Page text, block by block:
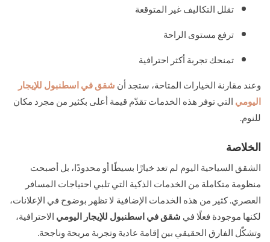
تقلل التكاليف غير المتوقعة
ترفع مستوى الراحة
تمنحك تجربة أكثر احترافية
وعند مقارنة الخيارات المتاحة، ستجد أنشقق في اسطنبول للإيجار
اليوميالتي توفر هذه الخدمات تقدّم قيمة أعلى بكثير من مجرد مكان
للنوم.
الخلاصة
الشقق السياحية اليوم لم تعد خيارًا بسيطًا أو محدودًا، بل أصبحت
منظومة متكاملة من الخدمات الذكية التي تلبي احتياجات المسافر
العصري. كثير من هذه الخدمات الإضافية لا تظهر بوضوح في الإعلانات،
لكنها موجودة فعلًا فيشقق في اسطنبول للإيجار اليوميالاحترافية،
وتشكّل الفارق الحقيقي بين إقامة عادية وتجربة مريحة وناجحة.